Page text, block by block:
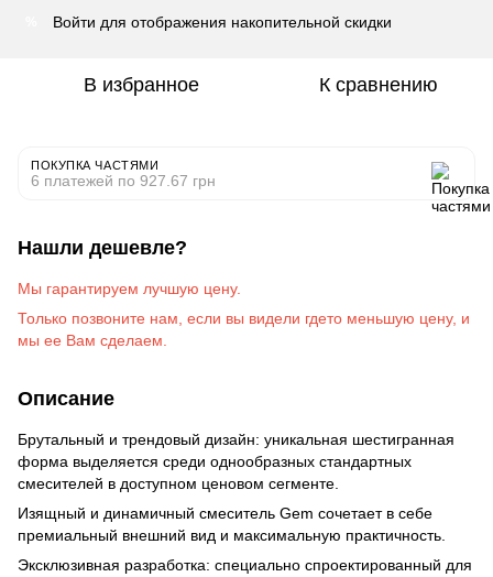
Войти для отображения накопительной скидки
В избранное К сравнению
ПОКУПКА ЧАСТЯМИ
6 платежей по 927.67 грн
Нашли дешевле?
Мы гарантируем лучшую цену.
Только позвоните нам , если вы видели гдето меньшую цену, и
мы ее Вам сделаем
Описание
Брутальный и трендовый дизайн: уникальная шестигранная
форма выделяется среди однообразных стандартных
смесителей в доступном ценовом сегменте.
Изящный и динамичный смеситель Gem сочетает в себе
премиальный внешний вид и максимальную практичность.
Эксклюзивная разработка: специально спроектированный для